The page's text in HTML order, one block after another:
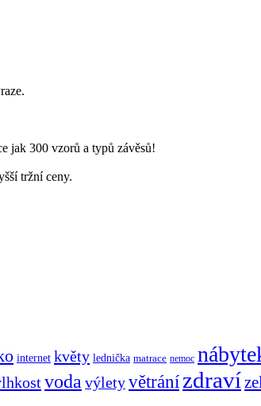
jak 300 vzorů a typů závěsů!
tržní ceny.
internet květy lednička matrace nemoc
voda výletyvětránízdraví